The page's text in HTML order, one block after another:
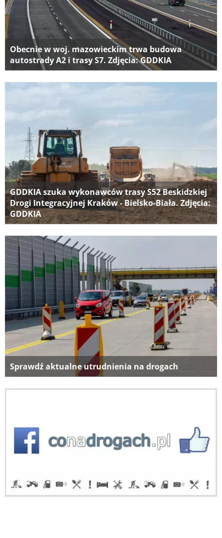
Obecnie w woj. mazowieckim trwa budowa
autostrady A2 i trasy S7. Zdjęcia: GDDKIA
GDDKIA szuka wykonawców trasy S52 Beskidzkiej
Drogi Integracyjnej Kraków - Bielsko-Biała. Zdjęcia:
GDDKIA
Sprawdź aktualne utrudnienia na drogach